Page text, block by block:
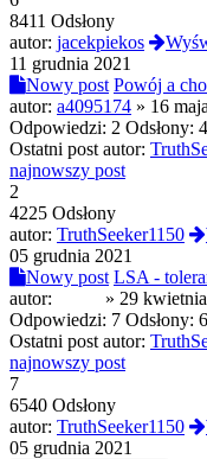
8411 Odsłony
autor: jacekpiekos
11 grudnia 2021
Nowy post Powój a
autor: a4095174 » 16
Odpowiedzi: 2 Odsłony:
Ostatni post autor:
najnowszy post
2
4225 Odsłony
autor: TruthSeeker1150
05 grudnia 2021
Nowy post LSA -
autor:
» 29
Odpowiedzi: 7 Odsłony:
Ostatni post autor:
najnowszy post
7
6540 Odsłony
autor: TruthSeeker1150
05 grudnia 2021